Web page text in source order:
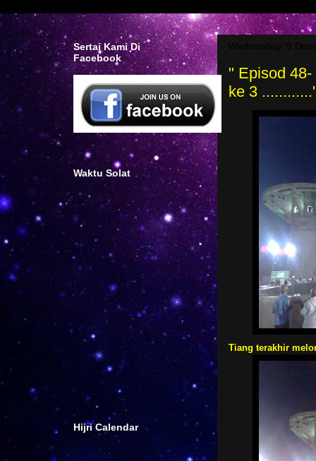
" Episod
ke 3
Tiang terakhir
Sertai Kami Di
Facebook
Waktu Solat
Hijri Calendar